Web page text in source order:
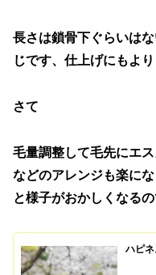
長さは鎖骨下ぐらいは
じです、仕上げにもよ
さて
毛量調整して毛先にエ
などのアレンジも楽に
と様子がおかしくなる
ハピ